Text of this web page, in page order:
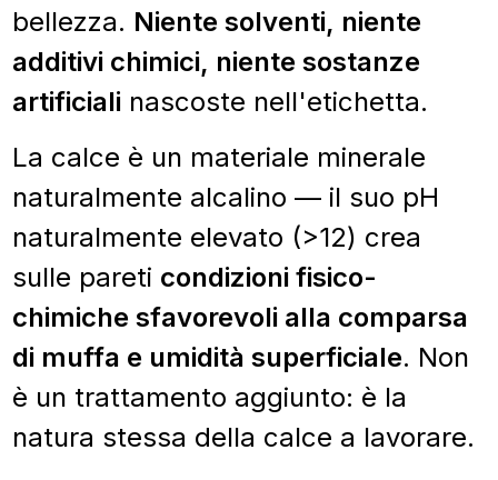
bellezza. Niente solventi, niente
additivi chimici, niente sostanze
artificialinascoste nell'etichetta.
La calce è un materiale minerale
naturalmente alcalino — il suo pH
naturalmente elevato (>12) crea
sulle pareti condizioni fisico-
chimiche sfavorevoli alla comparsa
di muffa e umidità superficiale. Non
è un trattamento aggiunto: è la
natura stessa della calce a lavorare.